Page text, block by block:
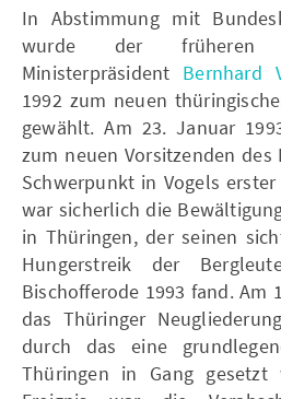
In Abstimmung mit
wurde der früheren
Ministerpräsident Bernhard
1992 zum neuen
gewählt. Am 23. Januar
zum neuen Vorsitzenden des
Schwerpunkt in Vogels
war sicherlich die
in Thüringen, der seinen
Hungerstreik der
Bischofferode 1993 fand. Am
das Thüringer
durch das eine
Thüringen in Gang gesetzt